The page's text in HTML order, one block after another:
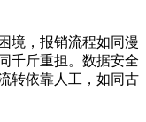
境，报销流程如同漫
千斤重担。数据安全
转依靠人工，如同古